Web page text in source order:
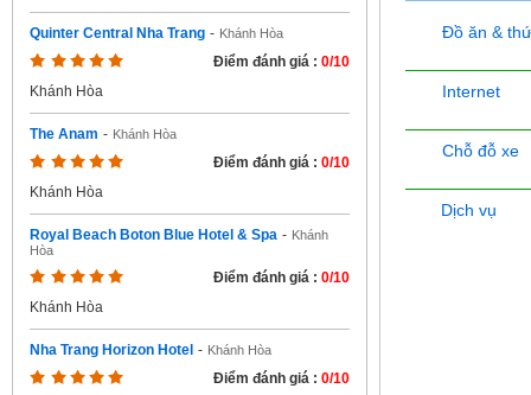
Quinter Central Nha Trang - Khánh Hòa
Điểm đánh giá : 0/10
Khánh Hòa
The Anam - Khánh Hòa
Điểm đánh giá : 0/10
Khánh Hòa
Royal Beach Boton Blue Hotel & Spa - Khánh
Hòa
Điểm đánh giá : 0/10
Khánh Hòa
Nha Trang Horizon Hotel - Khánh Hòa
Điểm đánh giá : 0/10
Đồ ăn &
Internet
Chỗ đỗ xe
Dịch vụ